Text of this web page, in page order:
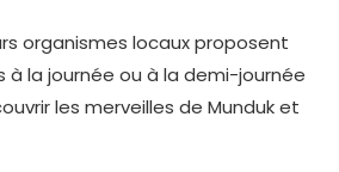
organismes locaux proposent
à la journée ou à la demi-journée
les merveilles de Munduk et